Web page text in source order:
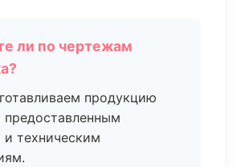
ли по чертежам
продукцию
предоставленным
техническим